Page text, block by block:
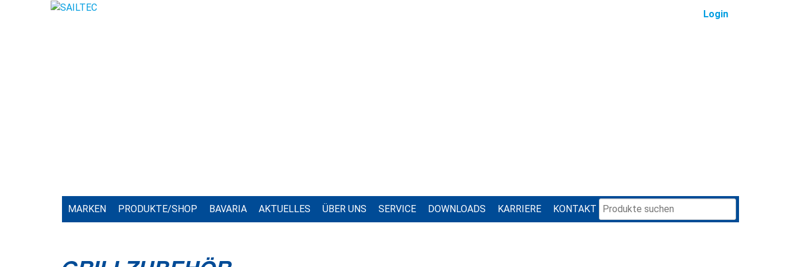
Login
MARKEN PRODUKTE/SHOP BAVARIA AKTUELLES ÜBER UNS SERVICE DOWNLOADS KARRIERE KONTAKT